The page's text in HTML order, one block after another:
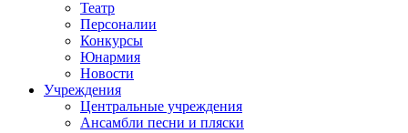
Театр
Персоналии
Конкурсы
Юнармия
Новости
Учреждения
Центральные учреждения
Ансамбли песни и пляски